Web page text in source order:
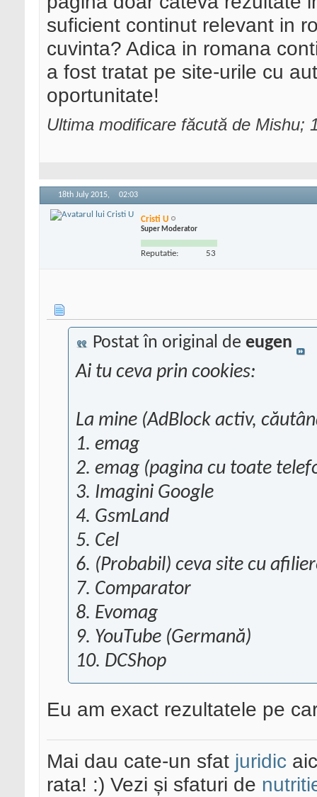
suficient continut relevant in
cuvinta? Adica in romana
a fost tratat pe site-urile cu
oportunitate!
Ultima modificare făcută de Mishu;
18th July 2015, 02:03
Cristi U
Super Moderator
Reputatie: 53
Postat în original de eugen
Ai tu ceva prin cookies:
La mine (AdBlock activ,
1. emag
2. emag (pagina cu toate
3. Imagini Google
4. GsmLand
5. Cel
6. (Probabil) ceva site cu
7. Comparator
8. Evomag
9. YouTube (Germană)
10. DCShop
Eu am exact rezultatele pe
Mai dau cate-un sfat juridic
rata! :) Vezi și sfaturi de